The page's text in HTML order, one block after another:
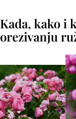
Kada, kako i
orezivanju